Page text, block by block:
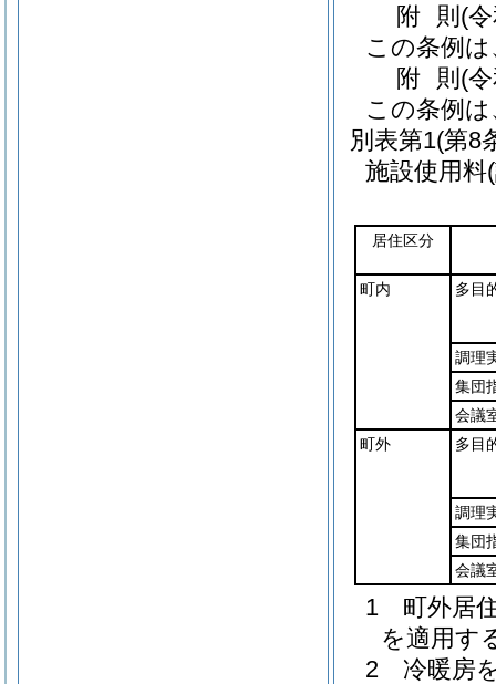
附 則 (
この条例
附 則 (
この条例
別表第1(第8
施設使用料
居住区分
町内 多目
調理
集団
会議
町外
多目
調理
集団
会議
1 町外居
を適用す
2 冷暖房